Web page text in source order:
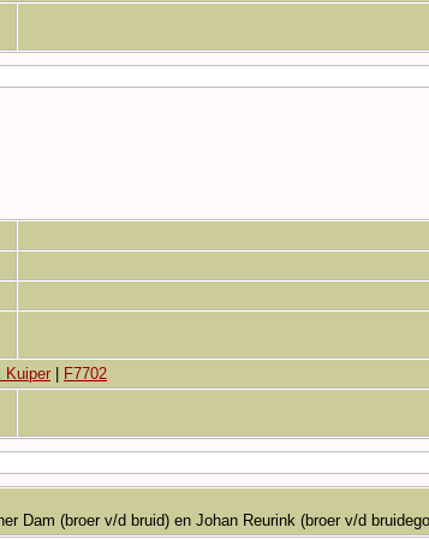
Kuiper
F7702
Dam (broer v/d bruid) en Johan Reurink (broer v/d